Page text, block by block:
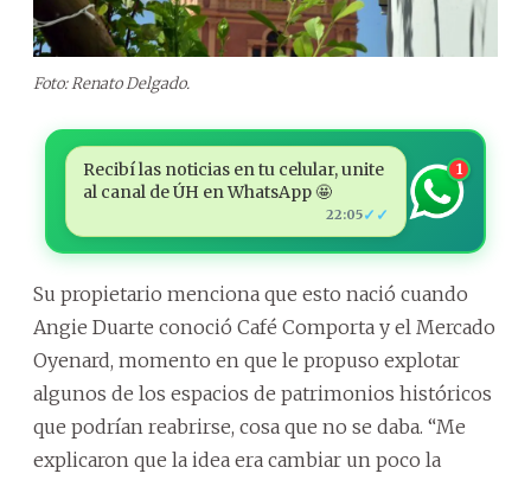
Foto: Renato Delgado.
Recibí las noticias en tu celular, unite
al canal de ÚH en WhatsApp 🤩
22:05✓✓
1
Su propietario menciona que esto nació cuando
Angie Duarte conoció Café Comporta y el Mercado
Oyenard, momento en que le propuso explotar
algunos de los espacios de patrimonios históricos
que podrían reabrirse, cosa que no se daba. “Me
explicaron que la idea era cambiar un poco la